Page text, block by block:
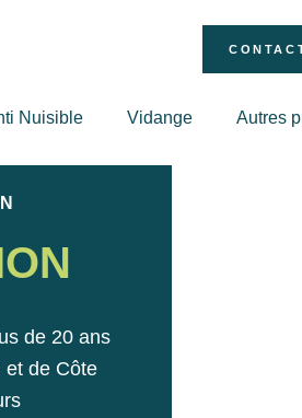
Nuisible Vidange Autres
de 20 ans
et de Côte